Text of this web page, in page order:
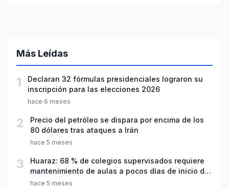
Más Leídas
1
Declaran 32 fórmulas presidenciales lograron su
inscripción para las elecciones 2026
hace 6 meses
2
Precio del petróleo se dispara por encima de los
80 dólares tras ataques a Irán
hace 5 meses
3
Huaraz: 68 % de colegios supervisados requiere
mantenimiento de aulas a pocos días de inicio del
año escolar 2026
hace 5 meses